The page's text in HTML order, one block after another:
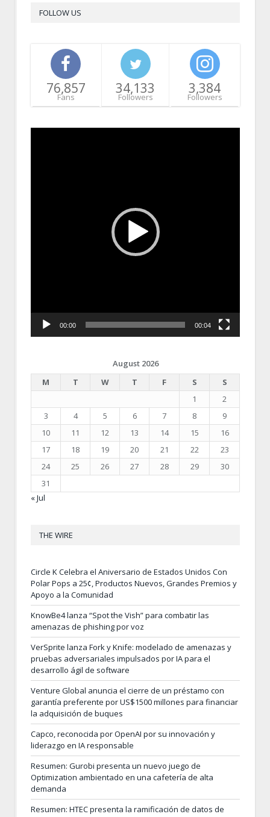
FOLLOW US
76,857
Fans
34,133
Followers
3,384
Followers
00:00 00:04
August 2026
M
T W T F S
S
1
2
3
4 5 6 7 8
9
10
11 12 13 14 15
16
17
18 19 20 21 22
23
24
25 26 27 28 29
30
31
« Jul
THE WIRE
Circle K Celebra el Aniversario de Estados Unidos Con
Polar Pops a 25¢, Productos Nuevos, Grandes Premios y
Apoyo a la Comunidad
KnowBe4 lanza “Spot the Vish” para combatir las
amenazas de phishing por voz
VerSprite lanza Fork y Knife: modelado de amenazas y
pruebas adversariales impulsados por IA para el
desarrollo ágil de software
Venture Global anuncia el cierre de un préstamo con
garantía preferente por US$1500 millones para financiar
la adquisición de buques
Capco, reconocida por OpenAI por su innovación y
liderazgo en IA responsable
Resumen: Gurobi presenta un nuevo juego de
Optimization ambientado en una cafetería de alta
demanda
Resumen: HTEC presenta la ramificación de datos de